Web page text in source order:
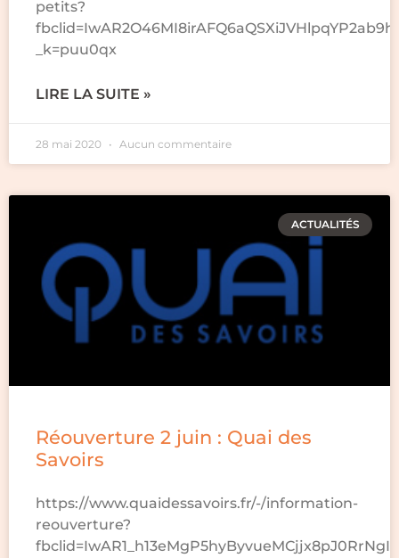
petits?
_k=puu0qx
LIRE LA SUITE »
28 mai 2020 Aucun commentaire
ACTUALITÉS
Réouverture 2 juin : Quai des
Savoirs
https://www.quaidessavoirs.fr/-/information-
reouverture?